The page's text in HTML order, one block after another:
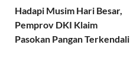
Hadapi Musim Hari Besar,
Pemprov DKI Klaim
Pasokan Pangan Terkendali